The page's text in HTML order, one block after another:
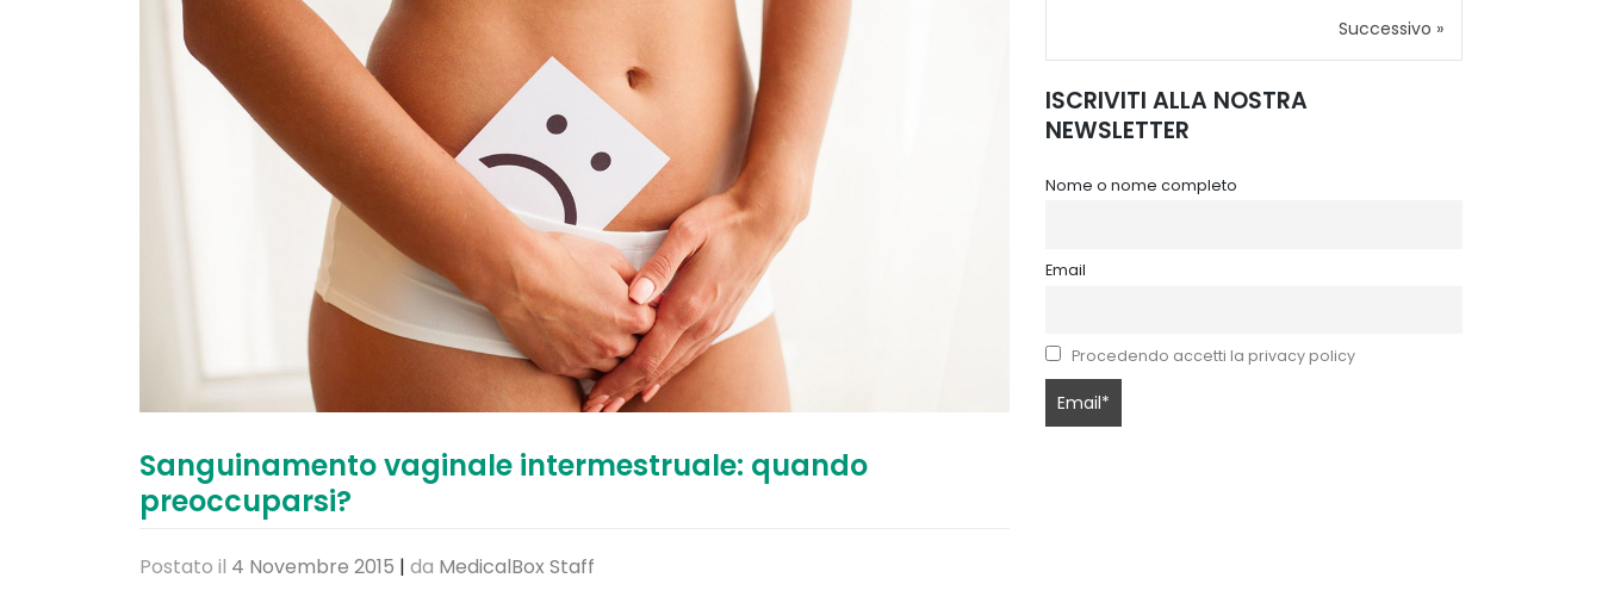
Sanguinamento vaginale intermestruale: quando
preoccuparsi?
Postato il 4 Novembre 2015 | da MedicalBox Staff
Successivo »
ISCRIVITI ALLA NOSTRA
NEWSLETTER
Nome o nome completo
Email
Procedendo accetti la privacy policy